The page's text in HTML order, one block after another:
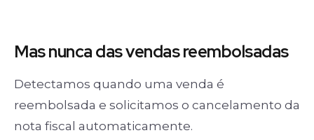
Mas nuncadas vendasreembolsadas
Detectamos quando uma venda é
reembolsada e solicitamos o cancelamento da
nota fiscal automaticamente.